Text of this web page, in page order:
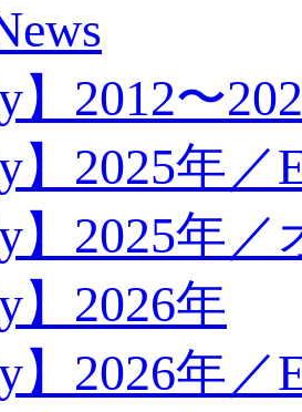
】2012〜
】2025年／
】2025年
】2026年
】2026年／